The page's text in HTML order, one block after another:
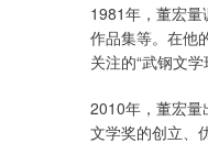
1981年，董宏
作品集等。在他
关注的“武钢文学
2010年，董宏量
文学奖的创立、